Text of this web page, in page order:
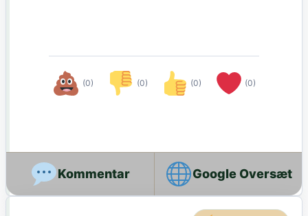
(0) (0) (0) (0)
Google Oversæt